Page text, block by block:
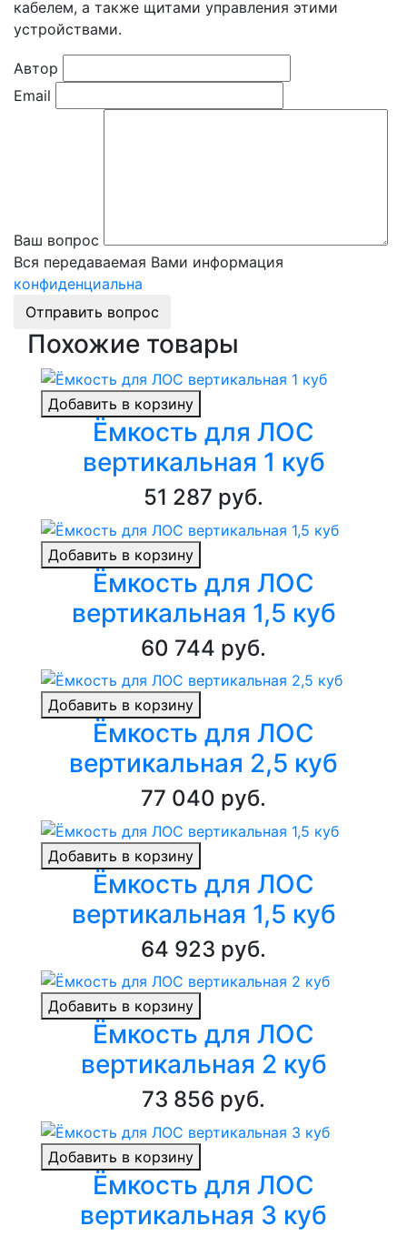
кабелем, а также щитами управления этими
устройствами.
Автор
Email
Ваш вопрос
Вся передаваемая Вами информация
конфиденциальна
Отправить вопрос
Похожие товары
Добавить в корзину
Ёмкость для ЛОС
вертикальная 1 куб
51 287 руб.
Добавить в корзину
Ёмкость для ЛОС
вертикальная 1,5 куб
60 744 руб.
Добавить в корзину
Ёмкость для ЛОС
вертикальная 2,5 куб
77 040 руб.
Добавить в корзину
Ёмкость для ЛОС
вертикальная 1,5 куб
64 923 руб.
Добавить в корзину
Ёмкость для ЛОС
вертикальная 2 куб
73 856 руб.
Добавить в корзину
Ёмкость для ЛОС
вертикальная 3 куб